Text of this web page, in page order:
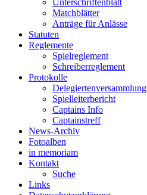
Matchblätter
Anträge für Anlässe
Statuten
Reglemente
Spielreglement
Schreiberreglement
Protokolle
Delegiertenversammlung
Spielleiterbericht
Captains Info
Captainstreff
News-Archiv
Fotoalben
in memoriam
Kontakt
Suche
Links